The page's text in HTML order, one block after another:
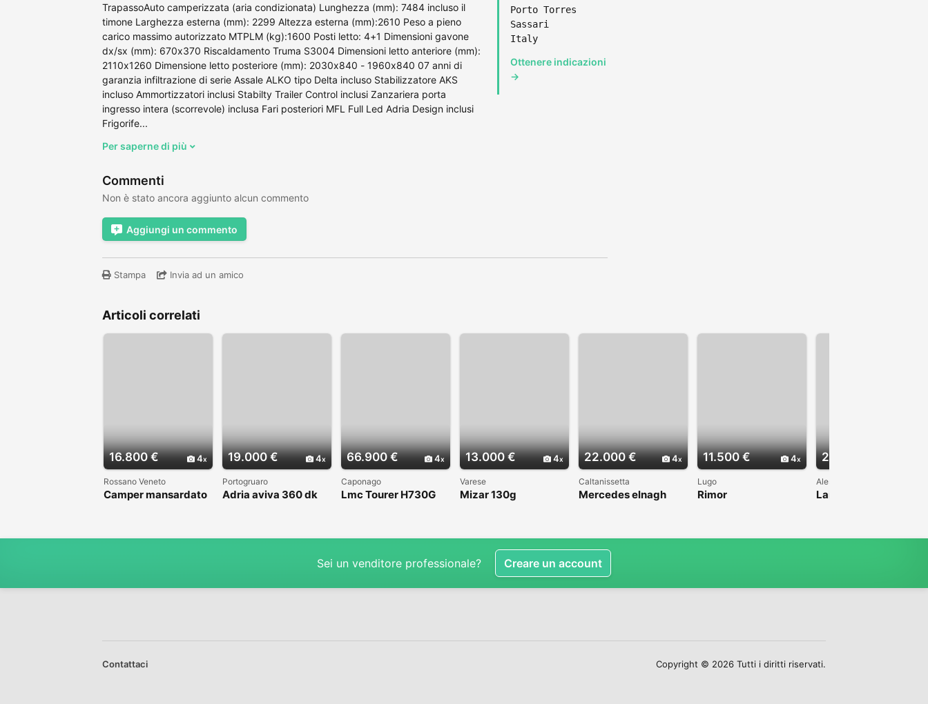
TrapassoAuto camperizzata (aria condizionata) Lunghezza (mm): 7484 incluso il
timone Larghezza esterna (mm): 2299 Altezza esterna (mm):2610 Peso a pieno
carico massimo autorizzato MTPLM (kg):1600 Posti letto: 4+1 Dimensioni gavone
dx/sx (mm): 670x370 Riscaldamento Truma S3004 Dimensioni letto anteriore (mm):
2110x1260 Dimensione letto posteriore (mm): 2030x840 - 1960x840 07 anni di
garanzia infiltrazione di serie Assale ALKO tipo Delta incluso Stabilizzatore AKS
incluso Ammortizzatori inclusi Stabilty Trailer Control inclusi Zanzariera porta
ingresso intera (scorrevole) inclusa Fari posteriori MFL Full Led Adria Design inclusi
Frigorife...
Per saperne di più
Porto Torres
Sassari
Italy
Ottenere indicazioni
→
Commenti
Non è stato ancora aggiunto alcun commento
Aggiungi un commento
Stampa Invia ad un amico
Articoli correlati
16.800 € 4
Rossano Veneto
Camper mansardato
19.000 € 4
Portogruaro
Adria aviva 360 dk
66.900 € 4
Caponago
Lmc Tourer H730G
13.000 € 4
Varese
Mizar 130g
22.000 € 4
Caltanissetta
Mercedes elnagh
11.500 € 4
Lugo
Rimor
22.000 €
Alessandria
Laika Ecovip 200i 2.8
Sei un venditore professionale? Creare un account
Contattaci Copyright © 2026 Tutti i diritti riservati.